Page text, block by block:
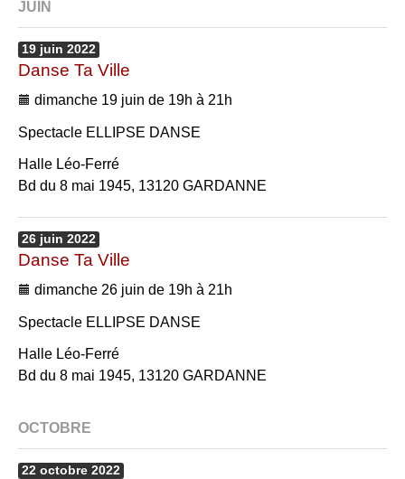
JUIN
19 juin 2022
Danse Ta Ville
dimanche 19 juin de 19h à 21h
Spectacle ELLIPSE DANSE
Halle Léo-Ferré
Bd du 8 mai 1945, 13120 GARDANNE
26 juin 2022
Danse Ta Ville
dimanche 26 juin de 19h à 21h
Spectacle ELLIPSE DANSE
Halle Léo-Ferré
Bd du 8 mai 1945, 13120 GARDANNE
OCTOBRE
22 octobre 2022